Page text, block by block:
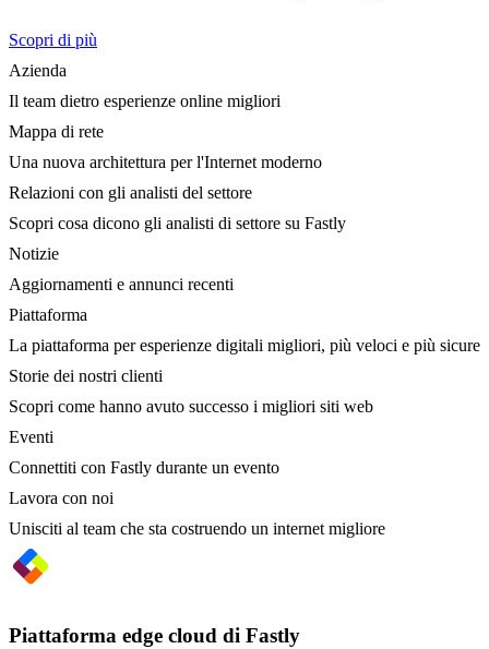
Scopri di più
Azienda
Il team dietro esperienze online migliori
Mappa di rete
Una nuova architettura per l'Internet moderno
Relazioni con gli analisti del settore
Scopri cosa dicono gli analisti di settore su Fastly
Notizie
Aggiornamenti e annunci recenti
Piattaforma
La piattaforma per esperienze digitali migliori, più veloci e più sicure
Storie dei nostri clienti
Scopri come hanno avuto successo i migliori siti web
Eventi
Connettiti con Fastly durante un evento
Lavora con noi
Unisciti al team che sta costruendo un internet migliore
Piattaforma edge cloud di Fastly